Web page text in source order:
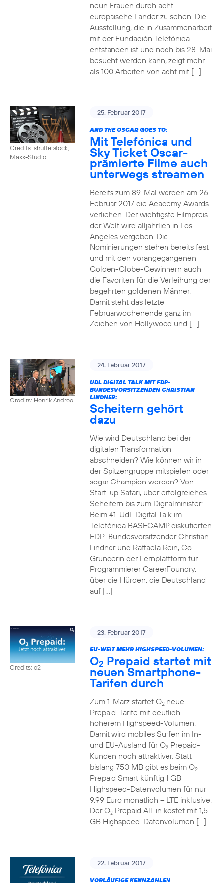
neun Frauen durch acht
europäische Länder zu sehen. Die
Ausstellung, die in Zusammenarbeit
mit der Fundación Telefónica
entstanden ist und noch bis 28. Mai
besucht werden kann, zeigt mehr
als 100 Arbeiten von acht mit […]
Credits: shutterstock,
Maxx-Studio
25. Februar 2017
AND THE OSCAR GOES TO:
Mit Telefónica und
Sky Ticket Oscar-
prämierte Filme auch
unterwegs streamen
Bereits zum 89. Mal werden am 26.
Februar 2017 die Academy Awards
verliehen. Der wichtigste Filmpreis
der Welt wird alljährlich in Los
Angeles vergeben. Die
Nominierungen stehen bereits fest
und mit den vorangegangenen
Golden-Globe-Gewinnern auch
die Favoriten für die Verleihung der
begehrten goldenen Männer.
Damit steht das letzte
Februarwochenende ganz im
Zeichen von Hollywood und […]
Credits: Henrik Andree
24. Februar 2017
UDL DIGITAL TALK MIT FDP-
BUNDESVORSITZENDEN CHRISTIAN
LINDNER:
Scheitern gehört
dazu
Wie wird Deutschland bei der
digitalen Transformation
abschneiden? Wie können wir in
der Spitzengruppe mitspielen oder
sogar Champion werden? Von
Start-up Safari, über erfolgreiches
Scheitern bis zum Digitalminister:
Beim 41. UdL Digital Talk im
Telefónica BASECAMP diskutierten
FDP-Bundesvorsitzender Christian
Lindner und Raffaela Rein, Co-
Gründerin der Lernplattform für
Programmierer CareerFoundry,
über die Hürden, die Deutschland
auf […]
Credits: o2
23. Februar 2017
EU-WEIT MEHR HIGHSPEED-VOLUMEN:
O2 Prepaid startet mit
neuen Smartphone-
Tarifen durch
Zum 1. März startet O2neue
Prepaid-Tarife mit deutlich
höherem Highspeed-Volumen.
Damit wird mobiles Surfen im In-
und EU-Ausland für O2Prepaid-
Kunden noch attraktiver. Statt
bislang 750 MB gibt es beim O2
Prepaid Smart künftig 1 GB
Highspeed-Datenvolumen für nur
9,99 Euro monatlich – LTE inklusive.
Der O2Prepaid All-in kostet mit 1,5
GB Highspeed-Datenvolumen […]
22. Februar 2017
VORLÄUFIGE KENNZAHLEN